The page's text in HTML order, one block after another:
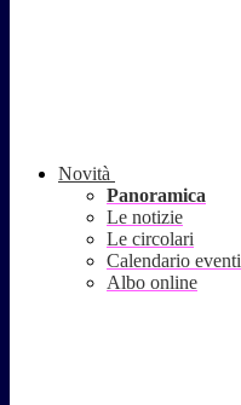
Novità
Panoramica
Le notizie
Le circolari
Calendario eventi
Albo online